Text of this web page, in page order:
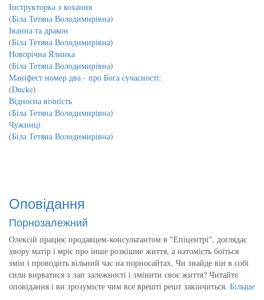
Інструкторка з кохання
(Біла Тетяна Володимирівна)
Іванна та дракон
(Біла Тетяна Володимирівна)
Новорічна Ялинка
(Біла Тетяна Володимирівна)
Маніфест номер два - про Бога сучасності:
(Ducke)
Відносна вічність
(Біла Тетяна Володимирівна)
Чужинці
(Біла Тетяна Володимирівна)
Оповідання
Порнозалежний
Олексій працює продавцем-консультантом в "Епіцентрі", доглядає
хвору матір і мріє про інше розкішне життя, а натомість боїться
змін і проводить вільний час на порносайтах. Чи знайде він в собі
сили вирватися з лап залежності і змінити своє життя? Читайте
оповідання і ви зрозумієте чим все врешті решт закінчиться. Більше